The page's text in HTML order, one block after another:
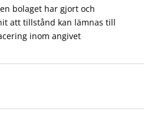
bolaget har gjort och
att tillstånd kan lämnas till
inom angivet